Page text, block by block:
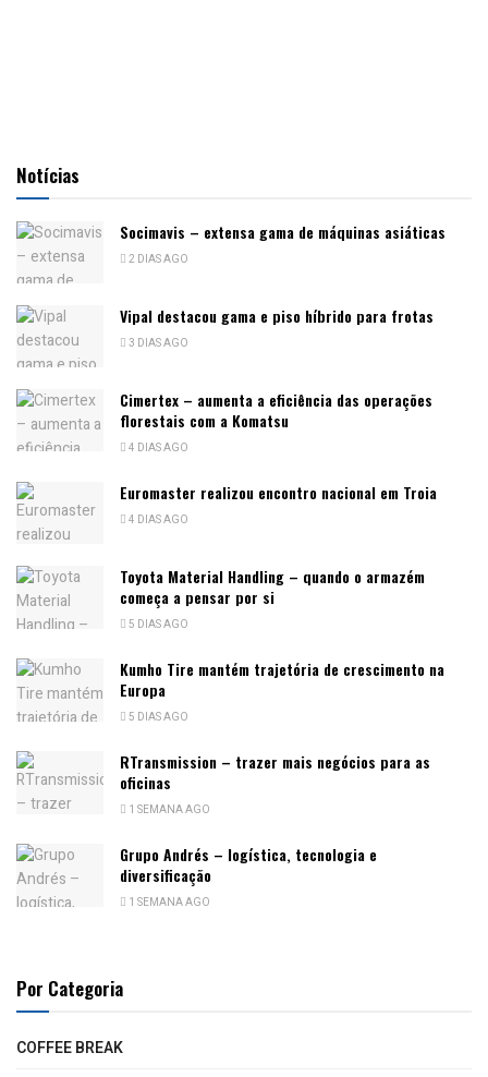
Notícias
Socimavis – extensa gama de máquinas asiáticas
2 DIAS AGO
Vipal destacou gama e piso híbrido para frotas
3 DIAS AGO
Cimertex – aumenta a eficiência das operações
florestais com a Komatsu
4 DIAS AGO
Euromaster realizou encontro nacional em Troia
4 DIAS AGO
Toyota Material Handling – quando o armazém
começa a pensar por si
5 DIAS AGO
Kumho Tire mantém trajetória de crescimento na
Europa
5 DIAS AGO
RTransmission – trazer mais negócios para as
oficinas
1 SEMANA AGO
Grupo Andrés – logística, tecnologia e
diversificação
1 SEMANA AGO
Por Categoria
COFFEE BREAK